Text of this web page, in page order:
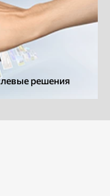
решения